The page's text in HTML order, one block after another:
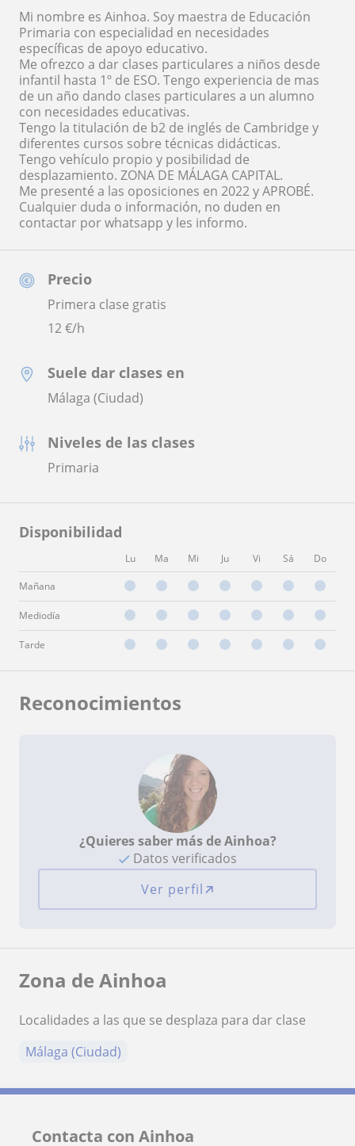
Precio
Primera clase gratis
12€/h
Suele dar clases en
Málaga (Ciudad)
Niveles de las clases
Primaria
Disponibilidad
Lu Ma Mi Ju Vi Sá Do
Mañana
Mediodía
Tarde
Mi nombre es Ainhoa. Soy maestra de Educación
Primaria con especialidad en necesidades
específicas de apoyo educativo.
Me ofrezco a dar clases particulares a niños desde
infantil hasta 1º de ESO. Tengo experiencia de mas
de un año dando clases particulares a un alumno
con necesidades educativas.
Tengo la titulación de b2 de inglés de Cambridge y
diferentes cursos sobre técnicas didácticas.
Tengo vehículo propio y posibilidad de
desplazamiento. ZONA DE MÁLAGA CAPITAL.
Me presenté a las oposiciones en 2022 y APROBÉ.
Cualquier duda o información, no duden en
contactar por whatsapp y les informo.
Reconocimientos
¿Quieres saber más de Ainhoa?
Datos verificados
Ver perfil
Zona de Ainhoa
Localidades a las que se desplaza para dar clase
Málaga (Ciudad)
Contacta con Ainhoa